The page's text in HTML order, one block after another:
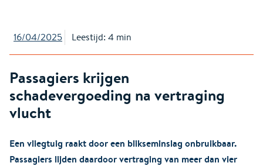
16/04/2025 Leestijd: 4 min
Passagiers krijgen
schadevergoeding na vertraging
vlucht
Een vliegtuig raakt door een blikseminslag onbruikbaar.
Passagiers lijden daardoor vertraging van meer dan vier